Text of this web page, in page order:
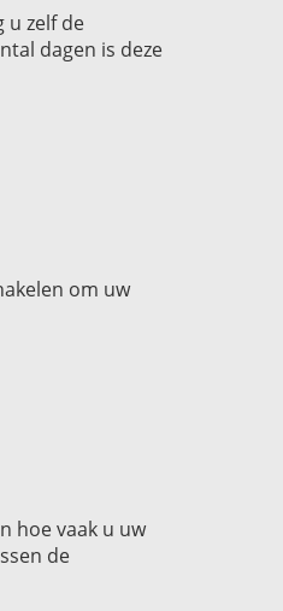
u zelf de
dagen is deze
om uw
hoe vaak u uw
de